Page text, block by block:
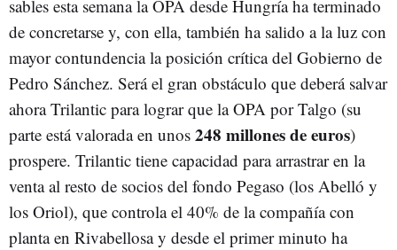
sables esta semana la OPA desde Hungría ha terminado
de concretarse y, con ella, también ha salido a la luz con
mayor contundencia la posición crítica del Gobierno de
Pedro Sánchez. Será el gran obstáculo que deberá salvar
ahora Trilantic para lograr que la OPA por Talgo (su
parte está valorada en unos 248 millones de euros)
prospere. Trilantic tiene capacidad para arrastrar en la
venta al resto de socios del fondo Pegaso (los Abelló y
los Oriol), que controla el 40% de la compañía con
planta en Rivabellosa y desde el primer minuto ha